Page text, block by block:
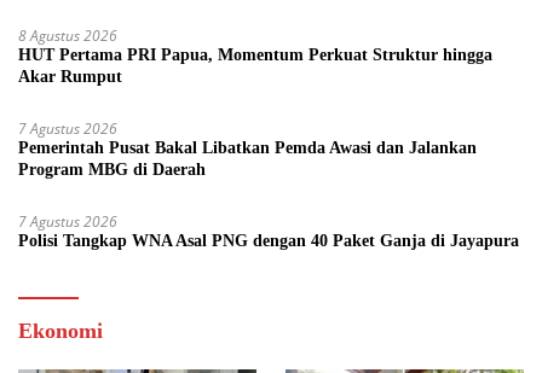
8 Agustus 2026
HUT Pertama PRI Papua, Momentum Perkuat Struktur hingga
Akar Rumput
7 Agustus 2026
Pemerintah Pusat Bakal Libatkan Pemda Awasi dan Jalankan
Program MBG di Daerah
7 Agustus 2026
Polisi Tangkap WNA Asal PNG dengan 40 Paket Ganja di Jayapura
Ekonomi